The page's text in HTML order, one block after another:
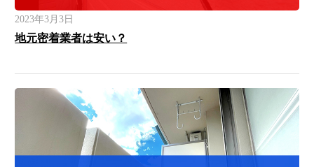
2023年3月3日
地元密着業者は安い？